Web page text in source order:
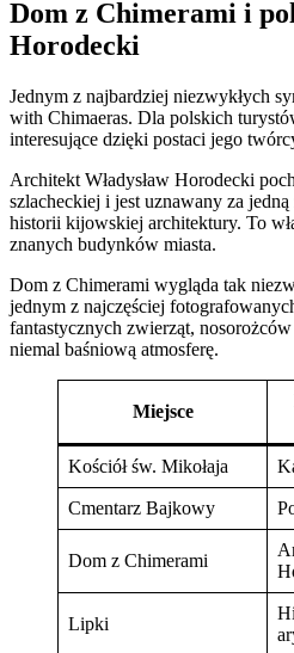
Dom z Chimerami i
Horodecki
Jednym z najbardziej niezwykłych
with Chimaeras. Dla polskich
interesujące dzięki postaci jego
Architekt Władysław Horodecki
szlacheckiej i jest uznawany za
historii kijowskiej architektury. To
znanych budynków miasta.
Dom z Chimerami wygląda tak
jednym z najczęściej
fantastycznych zwierząt,
niemal baśniową atmosferę.
Miejsce
Kościół św. Mikołaja
Cmentarz Bajkowy
Dom z Chimerami
Lipki